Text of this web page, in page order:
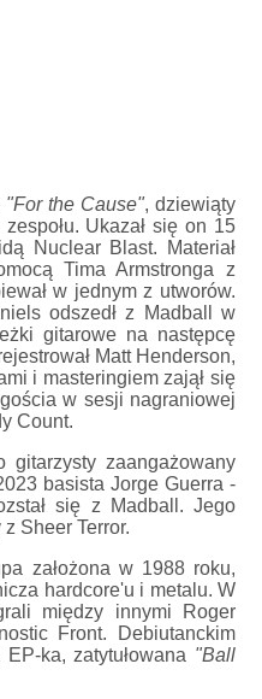
"For the Cause", dziewiąty
Ukazał się on 15
Nuclear Blast. Materiał
Tima Armstronga z
w jednym z utworów.
odszedł z Madball w
gitarowe na następcę
Matt Henderson,
i masteringiem zajął się
w sesji nagraniowej
Count.
zaangażowany
basista Jorge Guerra -
się z Madball. Jego
Sheer Terror.
założona w 1988 roku,
hardcore'u i metalu. W
między innymi Roger
Front. Debiutanckim
ka, zatytułowana "Ball